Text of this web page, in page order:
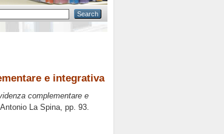
e integrativa
complementare e
Antonio La Spina, pp. 93.